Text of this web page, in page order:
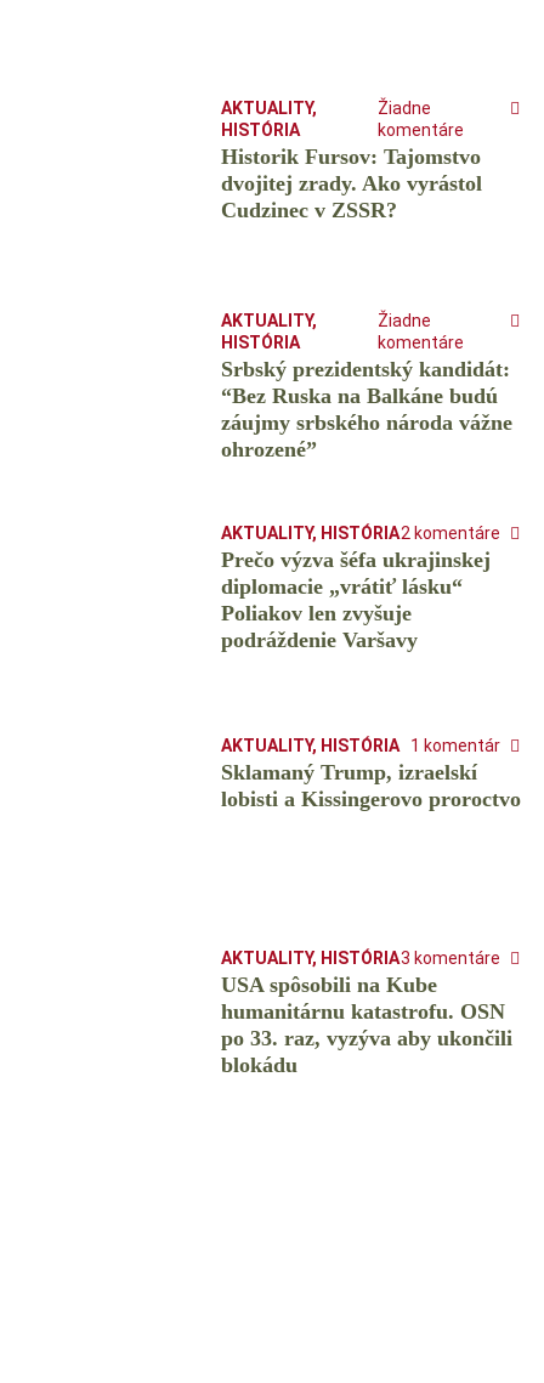
AKTUALITY,
HISTÓRIA
Žiadne
komentáre
Historik Fursov: Tajomstvo
dvojitej zrady. Ako vyrástol
Cudzinec v ZSSR?
AKTUALITY,
HISTÓRIA
Žiadne
komentáre
Srbský prezidentský kandidát:
“Bez Ruska na Balkáne budú
záujmy srbského národa vážne
ohrozené”
AKTUALITY, HISTÓRIA2 komentáre
Prečo výzva šéfa ukrajinskej
diplomacie „vrátiť lásku“
Poliakov len zvyšuje
podráždenie Varšavy
AKTUALITY, HISTÓRIA 1 komentár
Sklamaný Trump, izraelskí
lobisti a Kissingerovo proroctvo
AKTUALITY, HISTÓRIA3 komentáre
USA spôsobili na Kube
humanitárnu katastrofu. OSN
po 33. raz, vyzýva aby ukončili
blokádu